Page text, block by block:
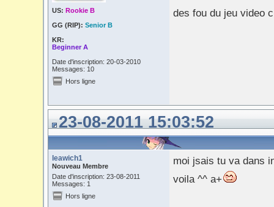
US: Rookie B
GG (RIP): Senior B
KR:
Beginner A
Date d'inscription: 20-03-2010
Messages: 10
des fou du jeu video
Hors ligne
23-08-2011 15:03:52
leawich1
Nouveau Membre
Date d'inscription: 23-08-2011
Messages: 1
moi jsais tu va dans
voila ^^ a+
Hors ligne